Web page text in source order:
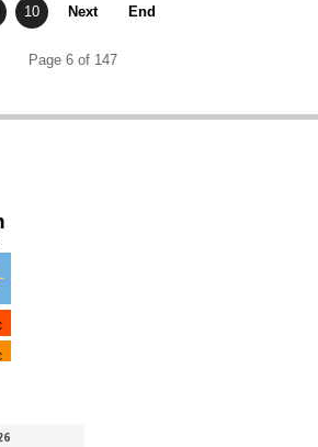
10 Next End
Page 6 of 147